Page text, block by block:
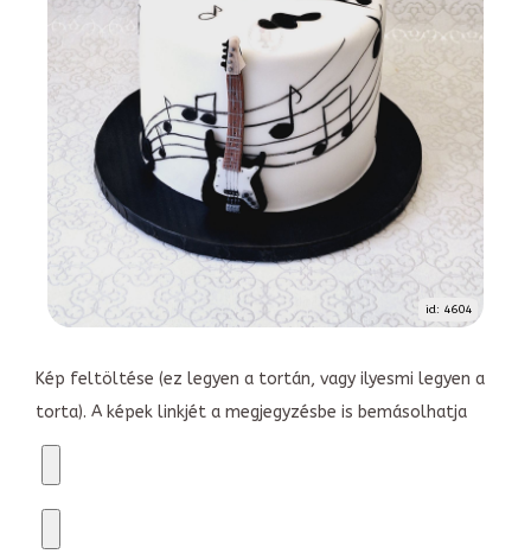
id: 4604
Kép feltöltése (ez legyen a tortán, vagy ilyesmi legyen a
torta). A képek linkjét a megjegyzésbe is bemásolhatja